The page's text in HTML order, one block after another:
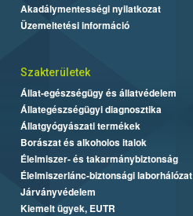
Akadálymentességi nyilatkozat
Üzemeltetési információ
Szakterületek
Állat-egészségügy és állatvédelem
Állategészségügyi diagnosztika
Állatgyógyászati termékek
Borászat és alkoholos italok
Élelmiszer- és takarmánybiztonság
Élelmiszerlánc-biztonsági laborhálózat
Járványvédelem
Kiemelt ügyek, EUTR